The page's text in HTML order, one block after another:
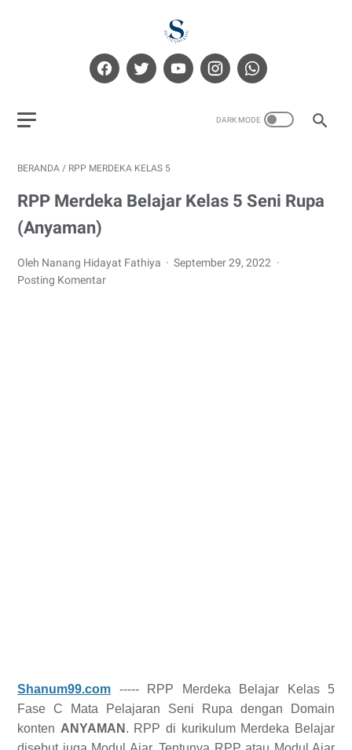
BERANDA / RPP MERDEKA KELAS 5
RPP Merdeka Belajar Kelas 5 Seni Rupa
(Anyaman)
Oleh Nanang Hidayat Fathiya
September 29, 2022
Posting Komentar
Shanum99.com ----- RPP Merdeka Belajar Kelas 5
Fase C Mata Pelajaran Seni Rupa dengan Domain
konten ANYAMAN . RPP di kurikulum Merdeka Belajar